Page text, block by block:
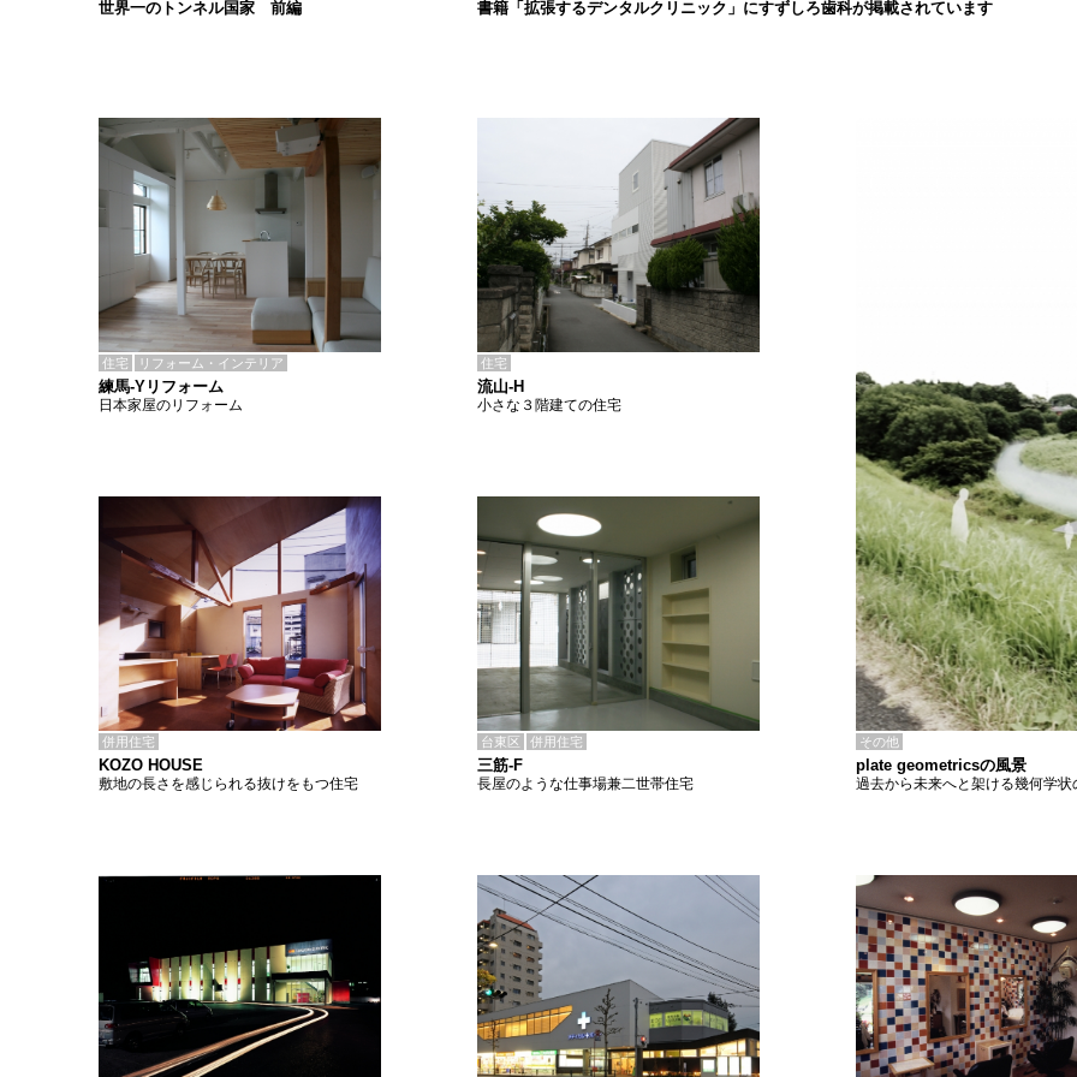
書籍「拡張するデンタルクリニック」にすずしろ歯科が掲載されています
世界一のトンネル国家 前編
住宅 リフォーム・インテリア
練馬-Yリフォーム
日本家屋のリフォーム
住宅
流山-H
小さな３階建ての住宅
併用住宅
KOZO HOUSE
敷地の長さを感じられる抜けをもつ住宅
台東区 併用住宅
三筋-F
長屋のような仕事場兼二世帯住宅
その他
plate geometricsの風景
過去から未来へと架ける幾何学状